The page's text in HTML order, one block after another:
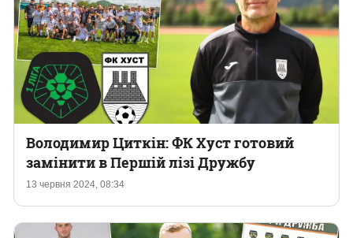
13 червня 2024, 08:34
Володимир Циткін: ФК Хуст готовий
замінити в Першій лізі Дружбу